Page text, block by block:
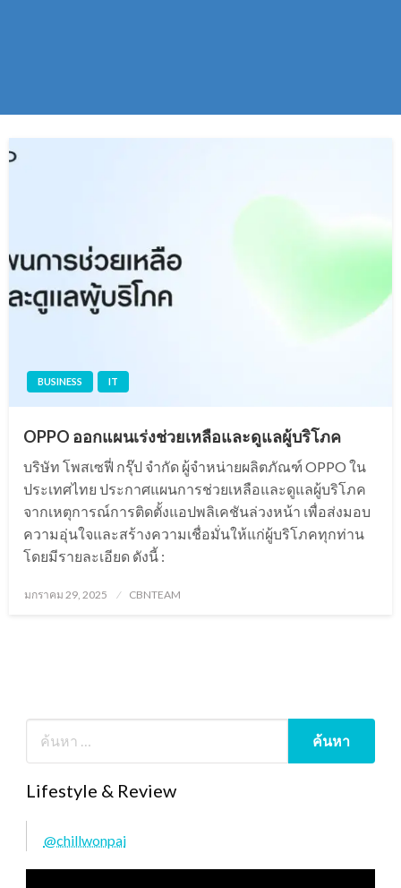
BUSINESS IT
OPPO ออกแผนเร่งช่วยเหลือและดูแลผู้บริโภค
บริษัท โพสเซฟี่ กรุ๊ป จำกัด ผู้จำหน่ายผลิตภัณฑ์ OPPO ใน
ประเทศไทย ประกาศแผนการช่วยเหลือและดูแลผู้บริโภค
จากเหตุการณ์การติดตั้งแอปพลิเคชันล่วงหน้า เพื่อส่งมอบ
ความอุ่นใจและสร้างความเชื่อมั่นให้แก่ผู้บริโภคทุกท่าน
โดยมีรายละเอียด ดังนี้ :
Posted
มกราคม 29, 2025 CBNTEAM
Lifestyle & Review
@chillwonpai